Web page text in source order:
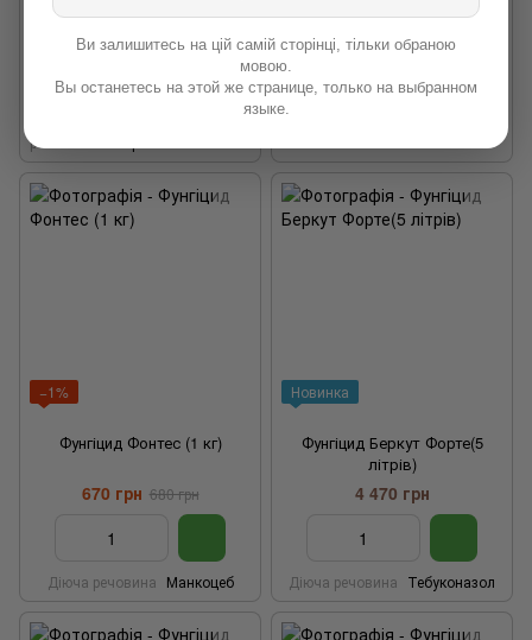
3 220 грн
речовина
3 210 грн
−1%
Фунгіцид Фонтес (1 кг)
670 грн 680 грн
Діюча речовина Манкоцеб
Новинка
Фунгіцид Беркут Форте(5
літрів)
4 470 грн
Діюча речовина Тебуконазол
Ви залишитесь на цій самій сторінці, тільки обраною
мовою.
Вы останетесь на этой же странице, только на выбранном
языке.